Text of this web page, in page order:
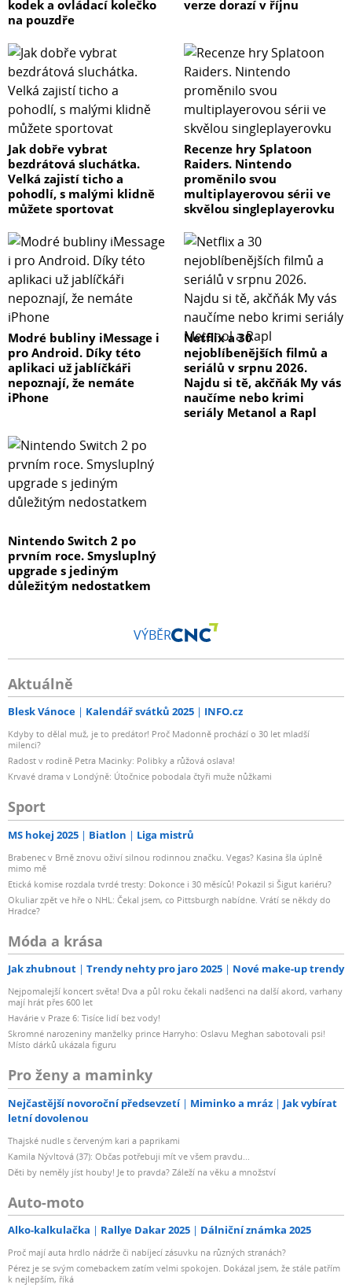
kodek a ovládací kolečko
na pouzdře
verze dorazí v říjnu
Jak dobře vybrat
bezdrátová sluchátka.
Velká zajistí ticho a
pohodlí, s malými klidně
můžete sportovat
Recenze hry Splatoon
Raiders. Nintendo
proměnilo svou
multiplayerovou sérii ve
skvělou singleplayerovku
Modré bubliny iMessage i
pro Android. Díky této
aplikaci už jablíčkáři
nepoznají, že nemáte
iPhone
Netflix a 30
nejoblíbenějších filmů a
seriálů v srpnu 2026.
Najdu si tě, akčňák My vás
naučíme nebo krimi
seriály Metanol a Rapl
Nintendo Switch 2 po
prvním roce. Smysluplný
upgrade s jediným
důležitým nedostatkem
VÝBĚR
Aktuálně
Blesk Vánoce Kalendář svátků 2025 INFO.cz
Kdyby to dělal muž, je to predátor! Proč Madonně prochází o 30 let mladší
milenci?
Radost v rodině Petra Macinky: Polibky a růžová oslava!
Krvavé drama v Londýně: Útočnice pobodala čtyři muže nůžkami
Sport
MS hokej 2025 Biatlon Liga mistrů
Brabenec v Brně znovu oživí silnou rodinnou značku. Vegas? Kasina šla úplně
mimo mě
Etická komise rozdala tvrdé tresty: Dokonce i 30 měsíců! Pokazil si Šigut kariéru?
Okuliar zpět ve hře o NHL: Čekal jsem, co Pittsburgh nabídne. Vrátí se někdy do
Hradce?
Móda a krása
Jak zhubnout Trendy nehty pro jaro 2025 Nové make-up trendy
Nejpomalejší koncert světa! Dva a půl roku čekali nadšenci na další akord, varhany
mají hrát přes 600 let
Havárie v Praze 6: Tisíce lidí bez vody!
Skromné narozeniny manželky prince Harryho: Oslavu Meghan sabotovali psi!
Místo dárků ukázala figuru
Pro ženy a maminky
Nejčastější novoroční předsevzetí Miminko a mráz
Jak vybírat
letní dovolenou
Thajské nudle s červeným kari a paprikami
Kamila Nývltová (37): Občas potřebuji mít ve všem pravdu...
Děti by neměly jíst houby! Je to pravda? Záleží na věku a množství
Auto-moto
Alko-kalkulačka Rallye Dakar 2025 Dálniční známka 2025
Proč mají auta hrdlo nádrže či nabíjecí zásuvku na různých stranách?
Pérez je se svým comebackem zatím velmi spokojen. Dokázal jsem, že stále patřím
k nejlepším, říká